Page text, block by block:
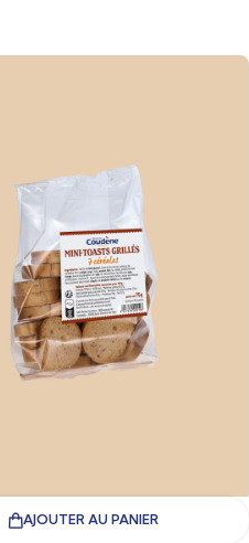
AJOUTER AU PANIER